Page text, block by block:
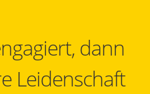
dann
Leidenschaft